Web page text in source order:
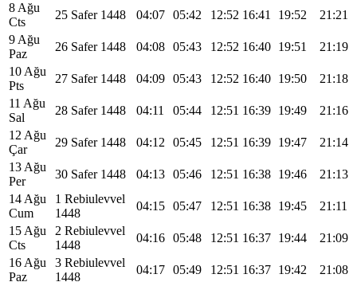
8 Ağu
Cts
25 Safer 1448 04:07 05:42 12:52 16:41 19:52
21:21
9 Ağu
Paz
26 Safer 1448 04:08 05:43 12:52 16:40 19:51
21:19
10 Ağu
Pts
27 Safer 1448 04:09 05:43 12:52 16:40 19:50
21:18
11 Ağu
Sal
28 Safer 1448 04:11 05:44 12:51 16:39 19:49
21:16
12 Ağu
Çar
29 Safer 1448 04:12 05:45 12:51 16:39 19:47
21:14
13 Ağu
Per
30 Safer 1448 04:13 05:46 12:51 16:38 19:46
21:13
14 Ağu
Cum
1 Rebiulevvel
1448
04:15 05:47 12:51 16:38 19:45
21:11
15 Ağu
Cts
2 Rebiulevvel
1448
04:16 05:48 12:51 16:37 19:44
21:09
16 Ağu
Paz
3 Rebiulevvel
1448
04:17 05:49 12:51 16:37 19:42
21:08